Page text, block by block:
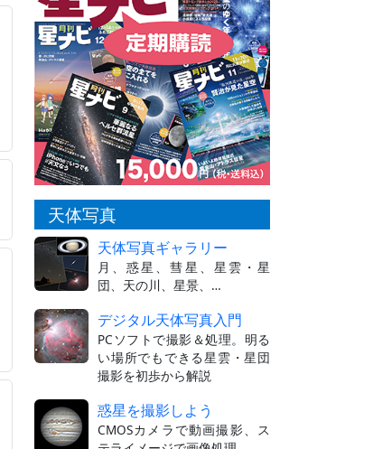
天体写真
天体写真ギャラリー
月、惑星、彗星、星雲・星
団、天の川、星景、…
デジタル天体写真入門
PCソフトで撮影＆処理。明る
い場所でもできる星雲・星団
撮影を初歩から解説
惑星を撮影しよう
CMOSカメラで動画撮影、ス